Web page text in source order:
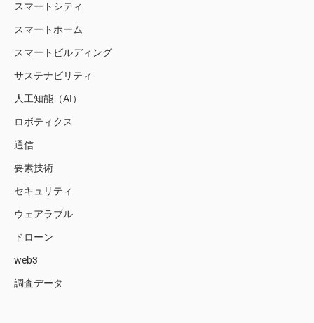
スマートシティ
スマートホーム
スマートビルディング
サステナビリティ
人工知能（AI）
ロボティクス
通信
要素技術
セキュリティ
ウェアラブル
ドローン
web3
調査データ